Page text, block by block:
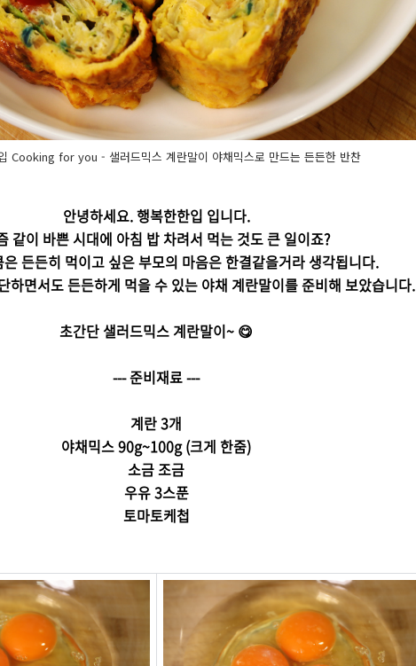
Cooking for you - 샐러드믹스 계란말이 야채믹스로 만드는 든든한 반찬
안녕하세요. 행복한한입 입니다.
같이 바쁜 시대에 아침 밥 차려서 먹는 것도 큰 일이죠?
든든히 먹이고 싶은 부모의 마음은 한결같을거라 생각됩니다.
하면서도 든든하게 먹을 수 있는 야채 계란말이를 준비해 보았습니다.
초간단 샐러드믹스 계란말이~ 😋
--- 준비재료 ---
계란 3개
야채믹스 90g~100g (크게 한줌)
소금 조금
우유 3스푼
토마토케첩